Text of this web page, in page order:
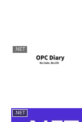
.NET
.NET